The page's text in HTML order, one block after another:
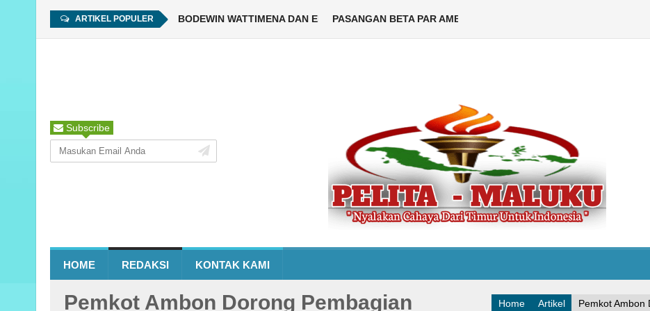
ARTIKEL POPULER
Ambon memastikan puncak perayaan Hari Ulang Tahun (HUT) ke-450 akan berlangsung pada Senin, 8 September 2025. Perayaan ini
TINGKAT NASIONAL TAHUN 2025 DI KABUPATEN MBD Ambon - Berdasarkan Keputusan Musyawarah Nasional Gerakan Pramuka
DPRD KOTA AMBON TETAPKAN BODEWIN WATTIMENA DAN ELLY TOISUTTA JADI WALIKOTA DAN WAKIL WALIKOTA AMBON 2025-2030
PASANGAN BETA PAR AMBON SAH JADI WALIKOTA DAN WAKIL
Subscribe
HOME REDAKSI KONTAK KAMI
Pemkot Ambon Dorong Pembagian Home Artikel Pemkot Ambon